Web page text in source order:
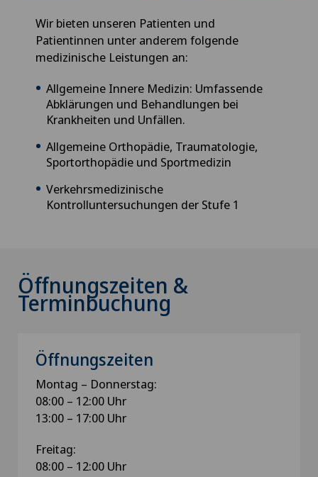
Wir bieten unseren Patienten und
Patientinnen unter anderem folgende
medizinische Leistungen an:
Allgemeine Innere Medizin: Umfassende
Abklärungen und Behandlungen bei
Krankheiten und Unfällen.
Allgemeine Orthopädie, Traumatologie,
Sportorthopädie und Sportmedizin
Verkehrsmedizinische
Kontrolluntersuchungen der Stufe 1
Öffnungszeiten &
Terminbuchung
Öffnungszeiten
Montag – Donnerstag:
08:00 – 12:00 Uhr
13:00 – 17:00 Uhr
Freitag:
08:00 – 12:00 Uhr